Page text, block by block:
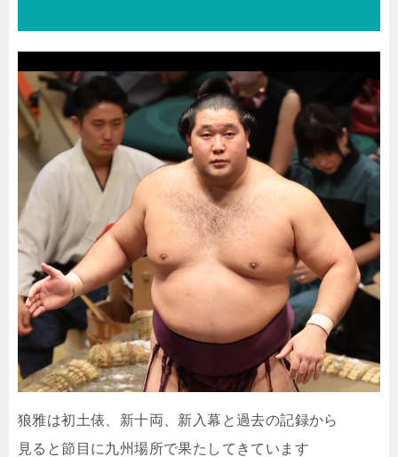
狼雅は初土俵、新十両、新入幕と過去の記録から
見ると節目に九州場所で果たしてきています